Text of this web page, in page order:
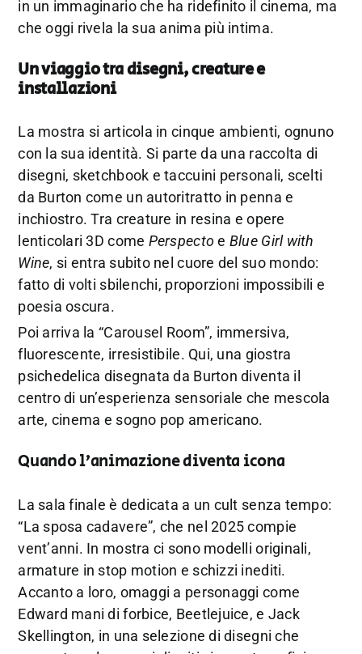
in un immaginario che ha ridefinito il cinema, ma
che oggi rivela la sua anima più intima.
Un viaggio tra disegni, creature e
installazioni
La mostra si articola in cinque ambienti, ognuno
con la sua identità. Si parte da una raccolta di
disegni, sketchbook e taccuini personali, scelti
da Burton come un autoritratto in penna e
inchiostro. Tra creature in resina e opere
lenticolari 3D come Perspectoe Blue Girl with
Wine, si entra subito nel cuore del suo mondo:
fatto di volti sbilenchi, proporzioni impossibili e
poesia oscura.
Poi arriva la “Carousel Room”, immersiva,
fluorescente, irresistibile. Qui, una giostra
psichedelica disegnata da Burton diventa il
centro di un’esperienza sensoriale che mescola
arte, cinema e sogno pop americano.
Quando l’animazione diventa icona
La sala finale è dedicata a un cult senza tempo:
“La sposa cadavere”, che nel 2025 compie
vent’anni. In mostra ci sono modelli originali,
armature in stop motion e schizzi inediti.
Accanto a loro, omaggi a personaggi come
Edward mani di forbice, Beetlejuice, e Jack
Skellington, in una selezione di disegni che